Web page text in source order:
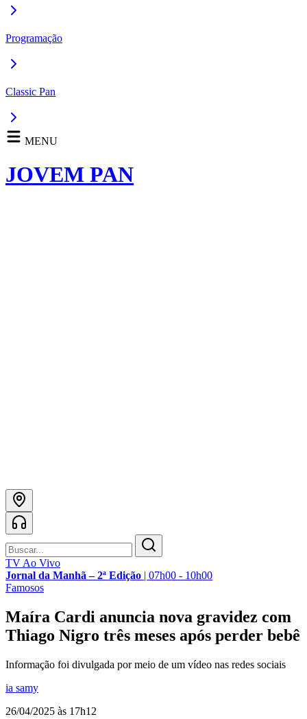
Programação
Classic Pan
MENU
JOVEM PAN
TV Ao Vivo
Jornal da Manhã – 2ª Edição | 07h00 - 10h00
Famosos
Maíra Cardi anuncia nova gravidez com
Thiago Nigro três meses após perder bebê
Informação foi divulgada por meio de um vídeo nas redes sociais
ia samy
26/04/2025 às 17h12